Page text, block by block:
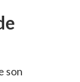
son